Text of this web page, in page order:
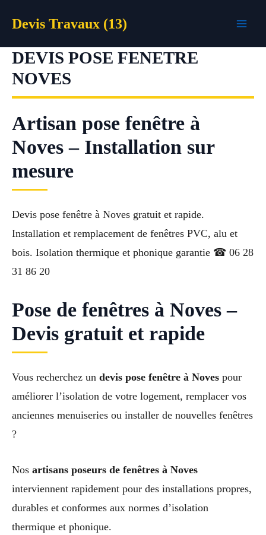
Devis Travaux (13)
DEVIS POSE FENETRE
NOVES
Artisan pose fenêtre à
Noves – Installation sur
mesure
Devis pose fenêtre à Noves gratuit et rapide.
Installation et remplacement de fenêtres PVC, alu et
bois. Isolation thermique et phonique garantie ☎ 06 28
31 86 20
Pose de fenêtres à Noves –
Devis gratuit et rapide
Vous recherchez un devis pose fenêtre à Noves pour
améliorer l’isolation de votre logement, remplacer vos
anciennes menuiseries ou installer de nouvelles fenêtres
?
Nos artisans poseurs de fenêtres à Noves
interviennent rapidement pour des installations propres,
durables et conformes aux normes d’isolation
thermique et phonique.